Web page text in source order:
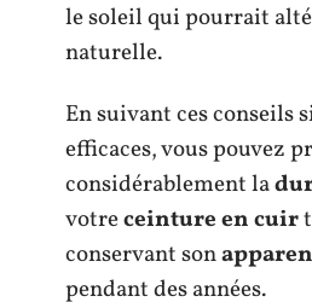
le soleil qui pourrait
naturelle.
En suivant ces conseils
efficaces, vous pouvez
considérablement la
votreceinture en cuir
conservant son
pendant des années.